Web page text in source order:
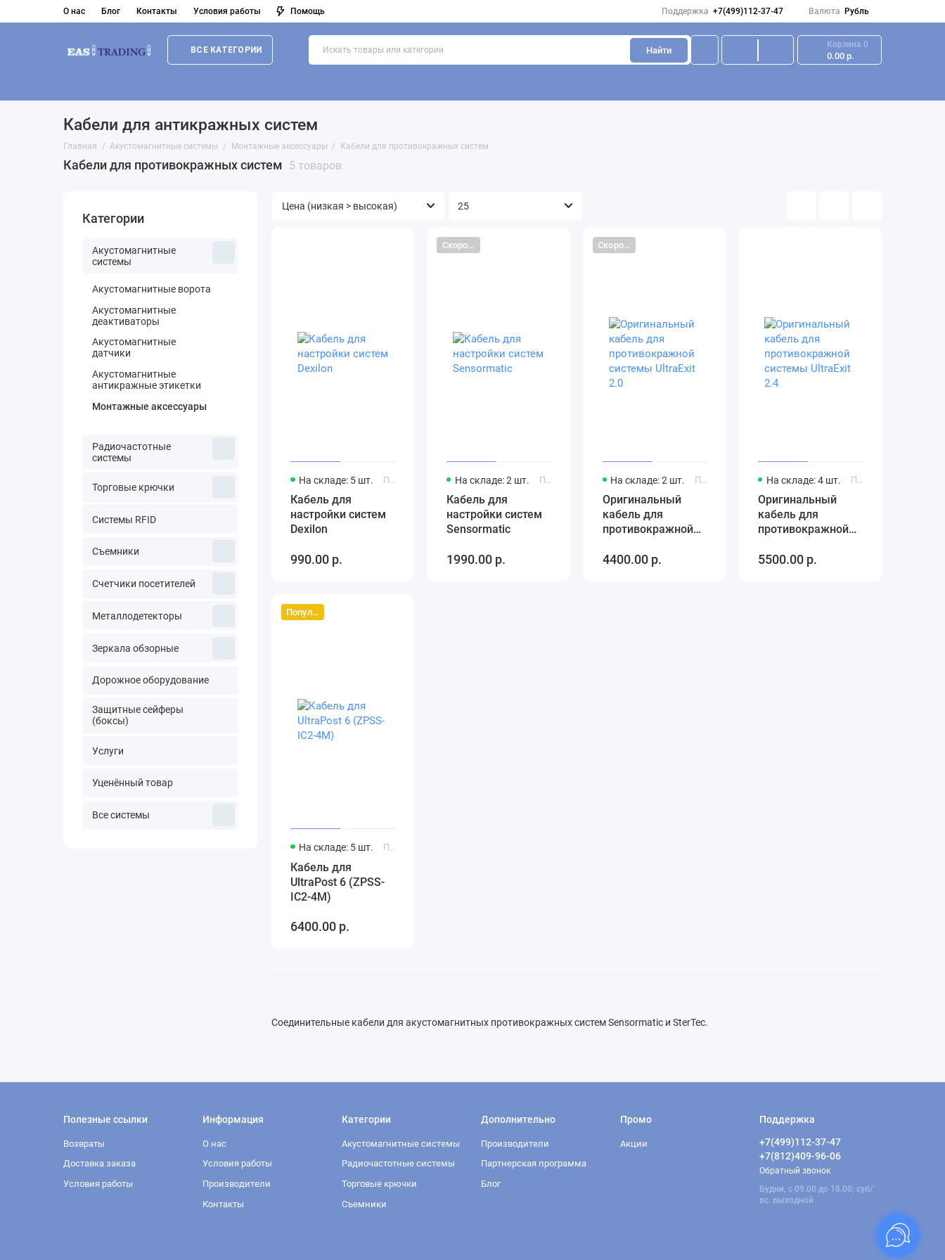
О нас Блог Контакты Условия работы Помощь Поддержка +7(499)112-37-47 Валюта Рубль
ВСЕ КАТЕГОРИИ Найти
Корзина 0
0.00 р.
Кабели для антикражных систем
Главная Акустомагнитные системы Монтажные аксессуары Кабели для противокражных систем
Кабели для противокражных систем 5 товаров
Категории
Акустомагнитные
системы
Акустомагнитные ворота
Акустомагнитные
деактиваторы
Акустомагнитные
датчики
Акустомагнитные
антикражные этикетки
Монтажные аксессуары
Радиочастотные
системы
Торговые крючки
Системы RFID
Съемники
Счетчики посетителей
Металлодетекторы
Зеркала обзорные
Дорожное оборудование
Защитные сейферы
(боксы)
Услуги
Уценённый товар
Все системы
На складе: 5 шт. Производитель: Dexilon
Кабель для
настройки систем
Dexilon
990.00 р.
Скоро закончится
На складе: 2 шт. Производитель: Sensormatic
Кабель для
настройки систем
Sensormatic
1990.00 р.
Скоро закончится
На складе: 2 шт. Производитель: Sensormatic
Оригинальный
кабель для
противокражной
2.0
4400.00 р.
На складе: 4 шт. Производитель: Sensormatic
Оригинальный
кабель для
противокражной
2.4
5500.00 р.
Популярный
На складе: 5 шт. Производитель: Sensormatic
Кабель для
UltraPost 6 (ZPSS-
IC2-4M)
6400.00 р.
Cоединительные кабели для акустомагнитных противокражных систем Sensormatic и SterTec.
Полезные ссылки
Возвраты
Доставка заказа
Условия работы
Информация
О нас
Условия работы
Производители
Контакты
Категории
Акустомагнитные системы
Радиочастотные системы
Торговые крючки
Съемники
Дополнительно
Производители
Партнерская программа
Блог
Промо
Акции
Поддержка
+7(499)112-37-47
+7(812)409-96-06
Обратный звонок
Будни, с 09.00 до 18.00; суб/
вс. выходной